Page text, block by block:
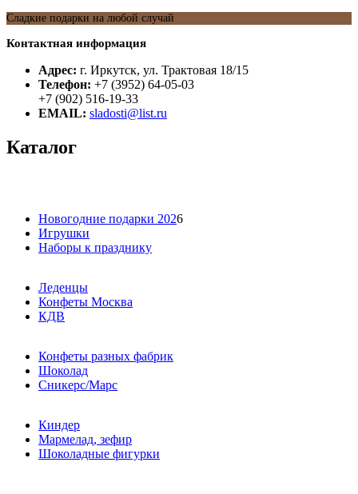
Сладкие подарки на любой случай
Контактная информация
Адрес: г. Иркутск, ул. Трактовая 18/15
Телефон: +7 (3952) 64-05-03
+7 (902) 516-19-33
EMAIL: sladosti@list.ru
Каталог
Новогодние подарки 2026
Игрушки
Наборы к празднику
Леденцы
Конфеты Москва
КДВ
Конфеты разных фабрик
Шоколад
Сникерс/Марс
Киндер
Мармелад, зефир
Шоколадные фигурки